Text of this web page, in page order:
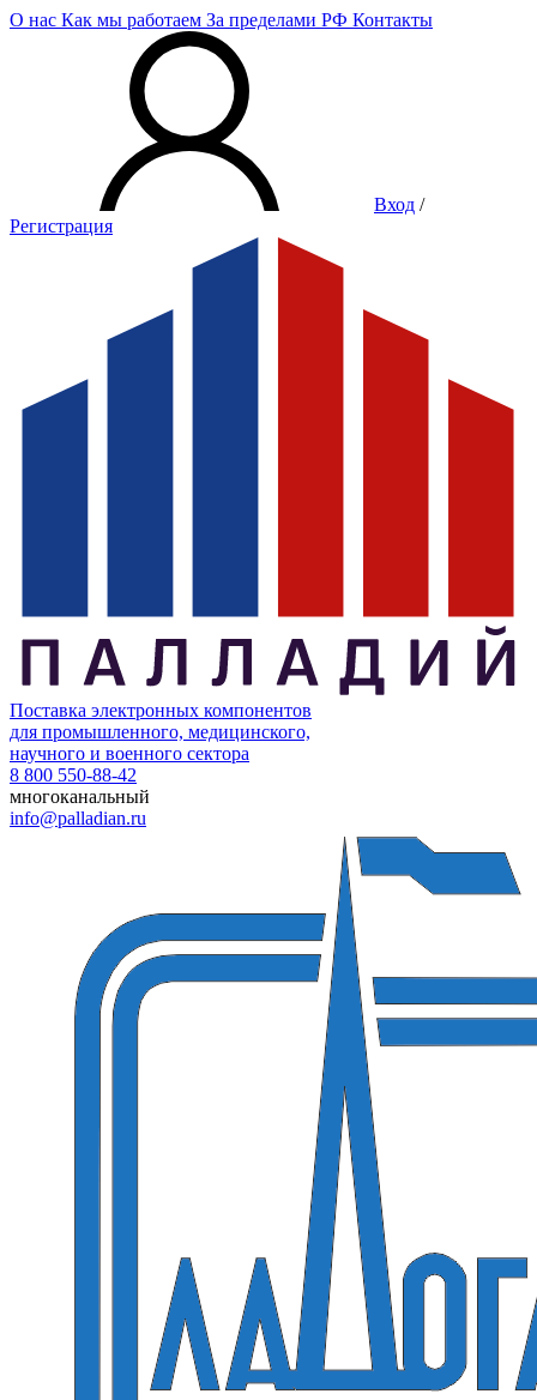
О нас Как мы работаем За пределами РФ Контакты
Вход /
Регистрация
Поставка электронных компонентов
для промышленного, медицинского,
научного и военного сектора
8 800 550-88-42
многоканальный
info@palladian.ru